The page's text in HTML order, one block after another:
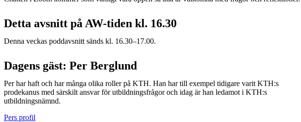
Detta avsnitt på AW-tiden kl. 16.30
Denna veckas poddavsnitt sänds kl. 16.30–17.00.
Dagens gäst: Per Berglund
Per har haft och har många olika roller på KTH. Han har till exempel tidigare varit KTH:s
prodekanus med särskilt ansvar för utbildningsfrågor och idag är han ledamot i KTH:s
utbildningsnämnd.
Pers profil